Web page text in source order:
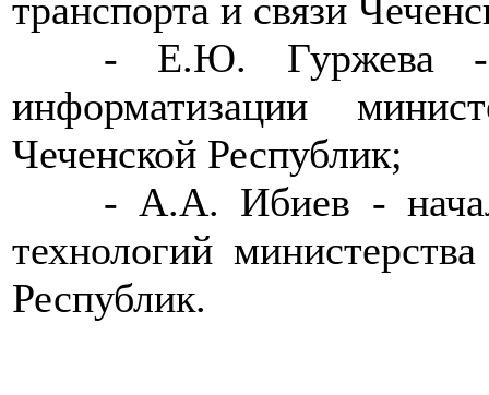
транспорта и связи
- Е.Ю. Гуржева -
информатизации
Чеченской Республик;
- А.А. Ибиев -
технологий
Республик.